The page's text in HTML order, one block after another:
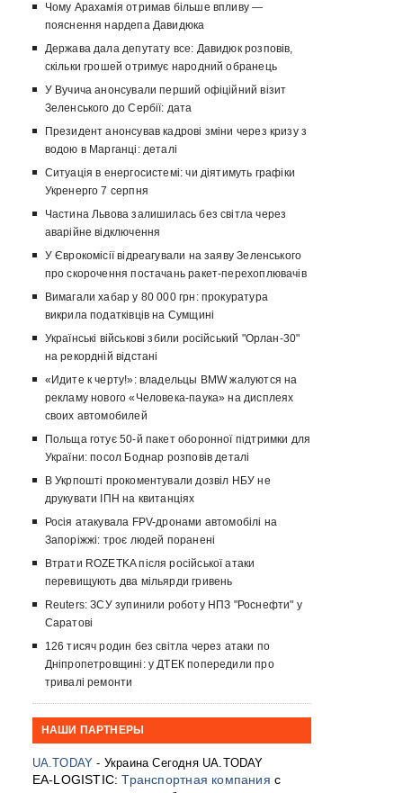
Чому Арахамія отримав більше впливу —
пояснення нардепа Давидюка
Держава дала депутату все: Давидюк розповів,
скільки грошей отримує народний обранець
У Вучича анонсували перший офіційний візит
Зеленського до Сербії: дата
Президент анонсував кадрові зміни через кризу з
водою в Марганці: деталі
Ситуація в енергосистемі: чи діятимуть графіки
Укренерго 7 серпня
Частина Львова залишилась без світла через
аварійне відключення
У Єврокомісії відреагували на заяву Зеленського
про скорочення постачань ракет-перехоплювачів
Вимагали хабар у 80 000 грн: прокуратура
викрила податківців на Сумщині
Українські військові збили російський "Орлан-30"
на рекордній відстані
«Идите к черту!»: владельцы BMW жалуются на
рекламу нового «Человека-паука» на дисплеях
своих автомобилей
Польща готує 50-й пакет оборонної підтримки для
України: посол Боднар розповів деталі
В Укрпошті прокоментували дозвіл НБУ не
друкувати ІПН на квитанціях
Росія атакувала FPV-дронами автомобілі на
Запоріжжі: троє людей поранені
Втрати ROZETKA після російської атаки
перевищують два мільярди гривень
Reuters: ЗСУ зупинили роботу НПЗ "Роснефти" у
Саратові
126 тисяч родин без світла через атаки по
Дніпропетровщині: у ДТЕК попередили про
тривалі ремонти
НАШИ ПАРТНЕРЫ
UA.TODAY - Украина Сегодня UA.TODAY
EA-LOGISTIC:Транспортная компания с